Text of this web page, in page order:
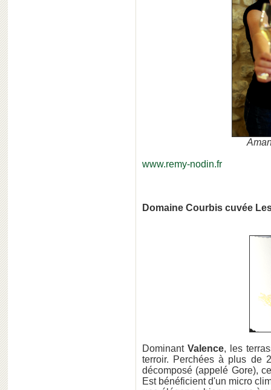
www.remy-nodin.fr
Domaine Courbis cuvée
Dominant Valence, les
terroir. Perchées à plus de
décomposé (appelé Gore),
Est bénéficient d'un micro